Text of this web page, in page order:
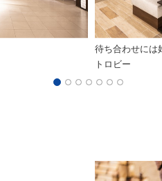
待ち合わせには
トロビー